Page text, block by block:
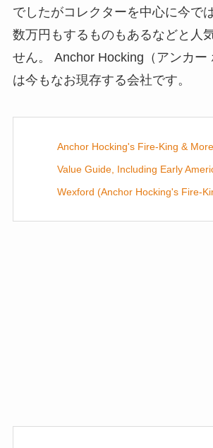
でしたがコレクターを中心に今で
数万円もするものもあるなどと人
せん。 Anchor Hocking（アンカー
は今もなお現存する会社です。
Anchor Hocking's Fire-King &
Value Guide, Including Early
Wexford (Anchor Hocking's Fire-